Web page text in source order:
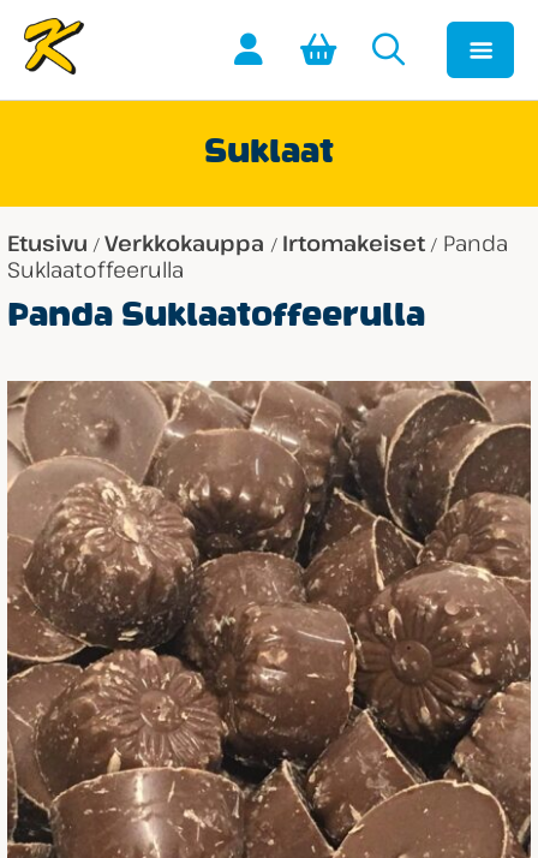
Suklaat
Etusivu / Verkkokauppa / Irtomakeiset / Panda
Suklaatoffeerulla
Panda Suklaatoffeerulla